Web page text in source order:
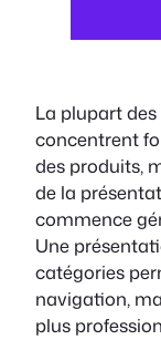
La plupart
concentrent
des produits,
de la
commence
Une
catégories
navigation,
plus